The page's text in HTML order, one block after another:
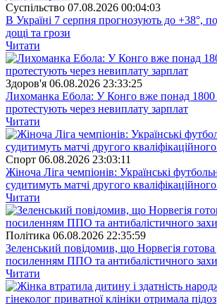
Суспiльство 07.08.2026 00:04:03
В Україні 7 серпня прогнозують до +38°,
дощі та грози
Читати
Здоров'я 06.08.2026 23:33:25
Лихоманка Ебола: У Конго вже понад 1800
протестують через невиплату зарплат
Читати
Спорт 06.08.2026 23:03:11
Жіноча Ліга чемпіонів: Українські
судитимуть матчі другого
Читати
Полiтика 06.08.2026 22:35:59
Зеленський повідомив, що Норвегія
посиленням ППО та антибалістичного
Читати